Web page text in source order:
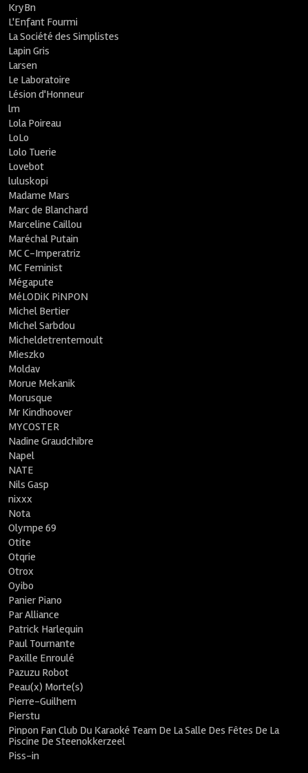
KryBn
L'Enfant Fourmi
La Société des Simplistes
Lapin Gris
Larsen
Le Laboratoire
Lésion d'Honneur
lm
Lola Poireau
LoLo
Lolo Tuerie
Lovebot
luluskopi
Madame Mars
Marc de Blanchard
Marceline Caillou
Maréchal Putain
MC C-Imperatriz
MC Feminist
Mégapute
MéLODiK PiNPON
Michel Bertier
Michel Sarbdou
Micheldetrentemoult
Mieszko
Moldav
Morue Mekanik
Morusque
Mr Kindhoover
MYCOSTER
Nadine Graudchibre
Napel
NATE
Nils Gasp
nixxx
Nota
Olympe 69
Otite
Otqrie
Otrox
Oyibo
Panier Piano
Par Alliance
Patrick Harlequin
Paul Tournante
Paxille Enroulé
Pazuzu Robot
Peau(x) Morte(s)
Pierre-Guilhem
Pierstu
Pinpon Fan Club Du Karaoké Team De La Salle Des Fêtes De La
Piscine De Steenokkerzeel
Piss-in